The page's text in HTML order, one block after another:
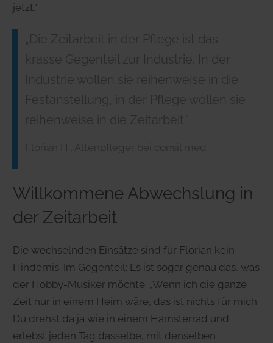
jetzt.“
Willkommene Abwechslung in
der Zeitarbeit
Die wechselnden Einsätze sind für Florian kein
Hindernis. Im Gegenteil: Es ist sogar genau das, was
der Hobby-Musiker möchte. „Wenn ich die ganze
Zeit nur in einem Heim wäre, das ist nichts für mich.
Du drehst da ja wie in einem Hamsterrad und
erlebst jeden Tag dasselbe, mit denselben